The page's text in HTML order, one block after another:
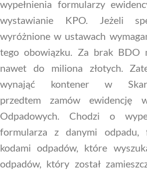
wypełnienia formularzy
wystawianie KPO. Jeżeli
wyróżnione w ustawach
tego obowiązku. Za brak BDO
nawet do miliona złotych.
wynająć kontener w
przedtem zamów ewidencję
Odpadowych. Chodzi o
formularza z danymi odpadu,
kodami odpadów, które
odpadów, który został